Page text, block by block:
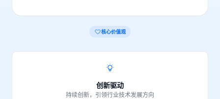
核心价值观
创新驱动
持续创新，引领行业技术发展方向